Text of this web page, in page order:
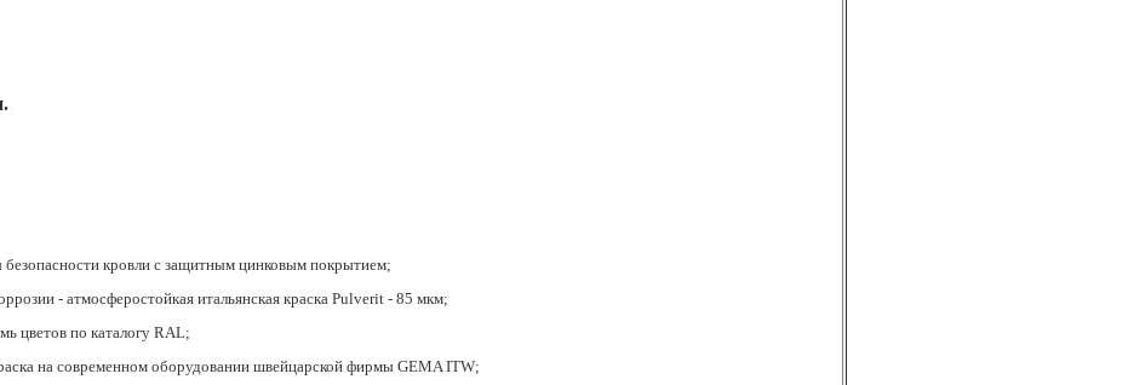
безопасности кровли с защитным цинковым покрытием;
- атмосферостойкая итальянская краска Pulverit - 85 мкм;
цветов по каталогу RAL;
на современном оборудовании швейцарской фирмы GEMA ITW;